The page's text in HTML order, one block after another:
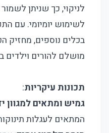
לניקוי, כך שניתן
לשימוש יומיומי. עם
בכלים נוספים, מחזיק
מושלם להורים וילדים
תכונות עיקריות:
גמיש ומתאים למגוון
המתאים לעגלות